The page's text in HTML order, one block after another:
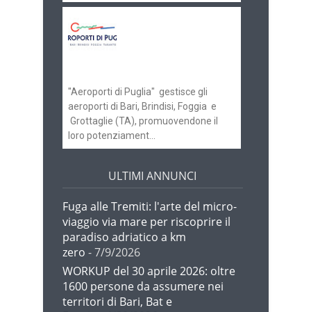
"Aeroporti di Puglia" gestisce gli
aeroporti di Bari, Brindisi, Foggia e
Grottaglie (TA), promuovendone il
loro potenziament...
ULTIMI ANNUNCI
Fuga alle Tremiti: l'arte del micro-
viaggio via mare per riscoprire il
paradiso adriatico a km
zero - 7/9/2026
WORKUP del 30 aprile 2026: oltre
1600 persone da assumere nei
territori di Bari, Bat e